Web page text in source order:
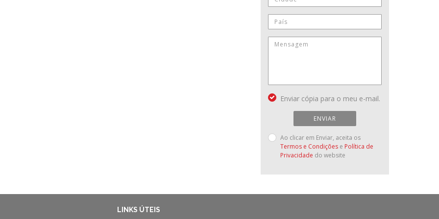
Enviar cópia para o meu e-mail.
ENVIAR
Ao clicar em Enviar, aceita os
Termos e Condiçõese Política de
Privacidade do website
LINKS ÚTEIS